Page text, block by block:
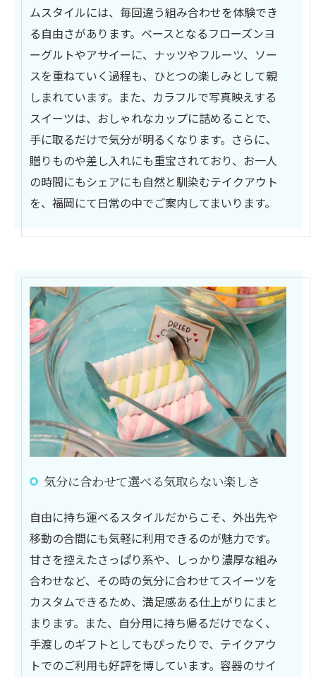
ムスタイルには、毎回違う組み合わせを体験でき
る自由さがあります。ベースとなるフローズンヨ
ーグルトやアサイーに、ナッツやフルーツ、ソー
スを重ねていく過程も、ひとつの楽しみとして親
しまれています。また、カラフルで写真映えする
スイーツは、おしゃれなカップに詰めることで、
手に取るだけで気分が明るくなります。さらに、
贈りものや差し入れにも重宝されており、お一人
の時間にもシェアにも自然と馴染むテイクアウト
を、福岡にて日常の中でご案内してまいります。
気分に合わせて選べる気取らない楽しさ
自由に持ち運べるスタイルだからこそ、外出先や
移動の合間にも気軽に利用できるのが魅力です。
甘さを控えたさっぱり系や、しっかり濃厚な組み
合わせなど、その時の気分に合わせてスイーツを
カスタムできるため、満足感ある仕上がりにまと
まります。また、自分用に持ち帰るだけでなく、
手渡しのギフトとしてもぴったりで、テイクアウ
トでのご利用も好評を博しています。容器のサイ